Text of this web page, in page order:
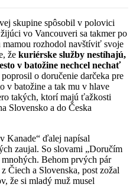
skupine spôsobil v polovici
vo Vancouveri sa takmer po
rozhodol navštíviť svoje
že kuriérske služby nestíhajú,
v batožine nechcel nechať
o doručenie darčeka pre
v batožine a tak mu v hlave
takých, ktorí majú ťažkosti
Slovensko a do Česka
Kanade“ ďalej napísal
zaujal. So slovami „Doručím
Behom prvých pár
Čiech a Slovenska, post zožal
že si mladý muž musel